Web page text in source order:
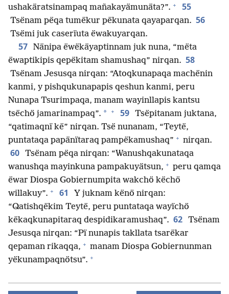
ushakäratsinampaq mañakayämunäta?”. + 55
Tsënam pëqa tumëkur pëkunata qayaparqan. 56
Tsëmi juk caserïuta ëwakuyarqan.
57 Nänipa ëwëkäyaptinnam juk nuna, “mëta
ëwaptikipis qepëkitam shamushaq” nirqan. 58
Tsënam Jesusqa nirqan: “Atoqkunapaqa machënin
kanmi, y pishqukunapapis qeshun kanmi, peru
Nunapa Tsurimpaqa, manam wayinllapis kantsu
tsëchö jamarinampaq”. * + 59 Tsëpitanam juktana,
“qatimaqnï kë” nirqan. Tsë nunanam, “Teytë,
puntataqa papänïtaraq pampëkamushaq” + nirqan.
60 Tsënam pëqa nirqan: “Wanushqakunataqa
wanushqa mayinkuna pampakuyätsun, + peru qamqa
ëwar Diospa Gobiernumpita wakchö këchö
willakuy”. + 61
Y juknam kënö nirqan:
“Qatishqëkim Teytë, peru puntataqa wayïchö
këkaqkunapitaraq despidikaramushaq”. 62 Tsënam
Jesusqa nirqan: “Pï nunapis takllata tsarëkar
qepaman rikaqqa, + manam Diospa Gobiernunman
yëkunampaqnötsu”. +